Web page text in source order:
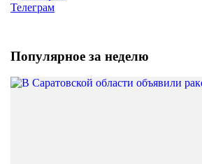
Телеграм
Популярное за неделю